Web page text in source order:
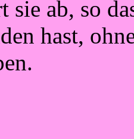
sie ab, so
hast,